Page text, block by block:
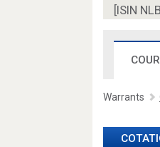
[ISIN
Warrants